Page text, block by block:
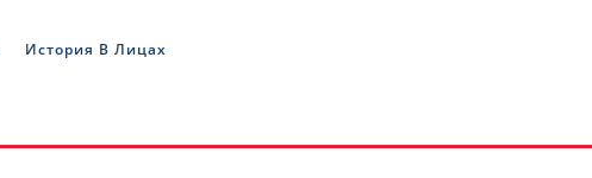
История В Лицах